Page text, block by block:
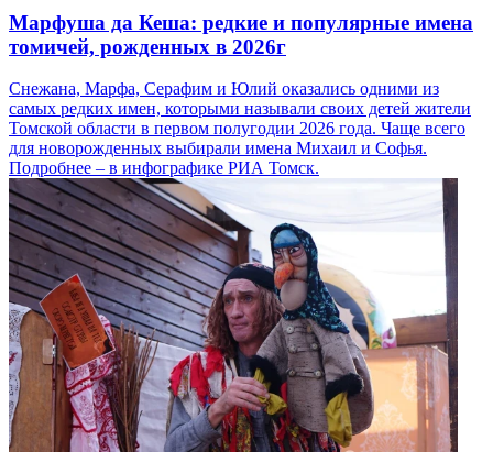
Марфуша да Кеша: редкие и популярные имена
томичей, рожденных в 2026г
Снежана, Марфа, Серафим и Юлий оказались одними из
самых редких имен, которыми называли своих детей жители
Томской области в первом полугодии 2026 года. Чаще всего
для новорожденных выбирали имена Михаил и Софья.
Подробнее – в инфографике РИА Томск.